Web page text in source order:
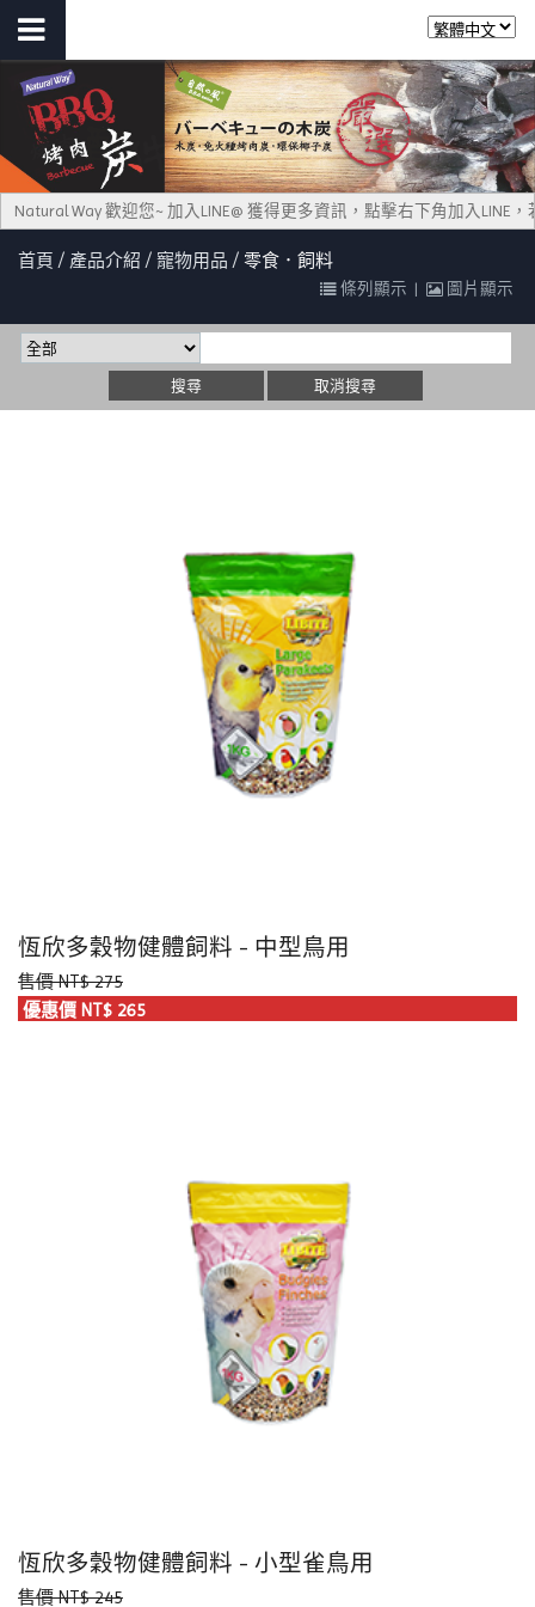
Natural Way 歡迎您~ 加入LINE@ 獲得更多資訊，點擊右下角加入LINE
首頁 產品介紹 寵物用品 零食．飼料
條列顯示 圖片顯示
恆欣多穀物健體飼料 - 中型鳥用
售價 NT$ 275
優惠價 NT$ 265
恆欣多穀物健體飼料 - 小型雀鳥用
售價 NT$ 245